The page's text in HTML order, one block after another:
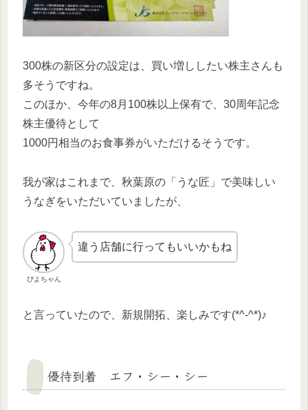
300株の新区分の設定は、買い増ししたい株主さんも
多そうですね。
このほか、今年の8月100株以上保有で、30周年記念
株主優待として
1000円相当のお食事券がいただけるそうです。
我が家はこれまで、秋葉原の「うな匠」で美味しい
うなぎをいただいていましたが、
ぴよちゃん
違う店舗に行ってもいいかもね
と言っていたので、新規開拓、楽しみです(*^-^*)♪
優待到着 エフ・シー・シー